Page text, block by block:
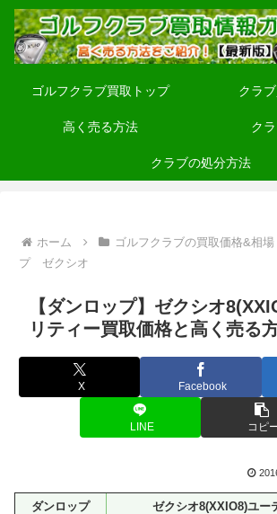
ゴルフクラブ買取トップ クラ
高く売る方法 ク
クラブの処分方法
ホーム ゴルフクラブの買取価格&相場
プ ゼクシオ
【ダンロップ】ゼクシオ
リティー買取価格と高く売る
X Facebook
LINE コピ
ダンロップ ゼクシオ8(XXIO8)ユー